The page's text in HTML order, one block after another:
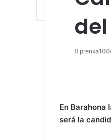
del
En Barahona
será la